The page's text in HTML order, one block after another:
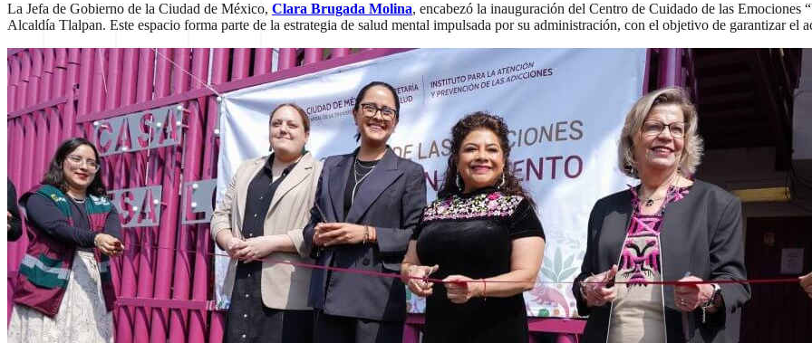
La Jefa de Gobierno de la Ciudad de México, Clara Brugada Molina, encabezó la inauguración del Centro de Cuidado de las
Alcaldía Tlalpan. Este espacio forma parte de la estrategia de salud mental impulsada por su administración, con el objetivo de garantizar el